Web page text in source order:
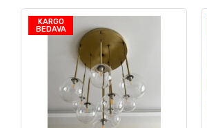
KARGO
BEDAVA